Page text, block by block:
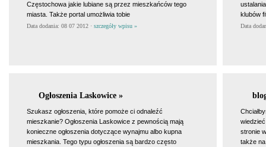
Częstochowa jakie lubiane są przez mieszkańców tego
miasta. Także portal umożliwia tobie
Data dodania: 08 07 2012 · szczegóły wpisu »
klubów
Data
Ogłoszenia Laskowice »
Szukasz ogłoszenia, które pomoże ci odnaleźć
mieszkanie? Ogłoszenia Laskowice z pewnością mają
konieczne ogłoszenia dotyczące wynajmu albo kupna
mieszkania. Tego typu ogłoszenia są bardzo często
stronie
także